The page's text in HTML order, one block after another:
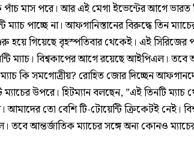
পাঁচ মাস পরে। আর এই মেগা ইভেন্টের আগে ভারত
ম্যাচ পাচ্ছে না। আফগানিস্তানের বিরুদ্ধে তিন
হয়ে গিয়েছে বৃহস্পতিবার থেকেই। এই সিরিজের
ম্যাচ। বিশ্বকাপের আগে রয়েছে আইপিএল।
কি সমগোত্রীয়? রোহিত জোর দিচ্ছেন
ম্যাচের উপরে। হিটম্যান বলছেন, ”এই তিনটি ম্যাচ
তো বেশি টি-টোয়েন্টি ক্রিকেটই নেই।
আন্তর্জাতিক ম্যাচের সঙ্গে অন্য কোনও